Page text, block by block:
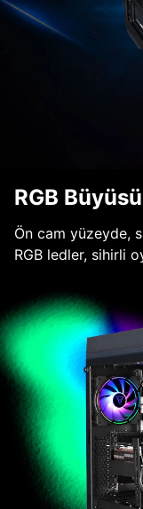
RGB
Ön cam yüzeyde,
RGB ledler, sihirli